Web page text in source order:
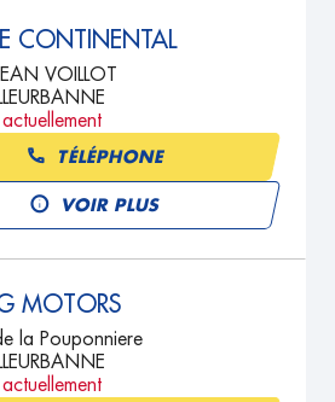
CONTINENTAL
VOILLOT
actuellement
TÉLÉPHONE
VOIR PLUS
MOTORS
la Pouponniere
actuellement